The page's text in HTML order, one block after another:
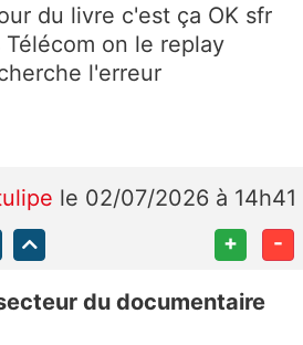
du livre c'est ça OK sfr
on le replay
l'erreur
le 02/07/2026 à 14h41
+ -
du documentaire